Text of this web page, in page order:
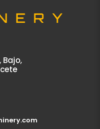
Bajo,